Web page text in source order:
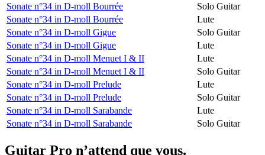
Sonate n°34 in D-moll Bourrée
Solo Guitar
Sonate n°34 in D-moll Bourrée
Lute
Sonate n°34 in D-moll Gigue
Solo Guitar
Sonate n°34 in D-moll Gigue
Lute
Sonate n°34 in D-moll Menuet I & II
Lute
Sonate n°34 in D-moll Menuet I & II
Solo Guitar
Sonate n°34 in D-moll Prelude
Lute
Sonate n°34 in D-moll Prelude
Solo Guitar
Sonate n°34 in D-moll Sarabande
Lute
Sonate n°34 in D-moll Sarabande
Solo Guitar
Guitar Pro n’attend que vous.